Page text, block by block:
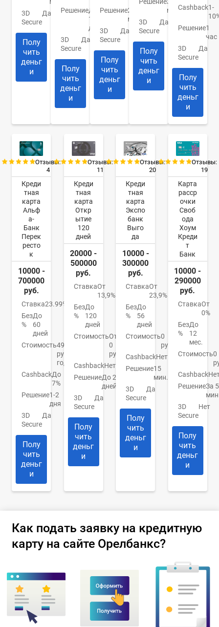
мин.
3D
Secure
Да
Полу
чить
деньг
и
РешениеДо
1
дня
3D
Secure
Да
Полу
чить
деньг
и
Решение2
мин.
3D
Secure
Да
Полу
чить
деньг
и
Решение30
мин.
3D
Secure
Да
Полу
чить
деньг
и
Cashback1-
Решение1
час
3D
Secure
Да
Полу
чить
деньг
и
Отзывы:
4
Креди
тная
карта
Альф
а-
Банк
Перек
ресто
к
10000 -
700000
руб.
Ставка23.99%
Без
%
До
60
дней
Стоимость490
руб./
год
CashbackДо
7%
Решение1-2
дня
3D
Secure
Да
Полу
чить
деньг
и
Отзывы:
11
Креди
тная
карта
Откр
ытие
120
дней
20000 -
500000
руб.
СтавкаОт
13,9%
Без
%
До
120
дней
СтоимостьОт
0
руб.
CashbackНет
РешениеДо 2
дней
3D
Secure
Да
Полу
чить
деньг
и
Отзывы:
20
Креди
тная
карта
Экспо
банк
Выго
да
10000 -
300000
руб.
СтавкаОт
23,9%
Без
%
До
56
дней
Стоимость0
руб.
CashbackНет
Решение15
мин.
3D
Secure
Да
Полу
чить
деньг
и
Отзывы:
19
Карта
расср
очки
Своб
ода
Хоум
Креди
т
Банк
10000 -
290000
руб.
СтавкаОт
0%
Без
%
До
12
мес.
Стоимость0
Cashback
РешениеЗа 5
3D
Secure
Нет
Полу
чить
деньг
и
Как подать заявку на кредитную
карту на сайте Орелбанкс?